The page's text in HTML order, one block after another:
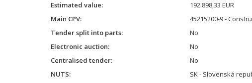
Estimated value
192 898,33 EUR
Main CPV
45215200-9 -
Tender split into parts
No
Electronic auction
No
Centralised tender
No
NUTS
SK - Slovenská